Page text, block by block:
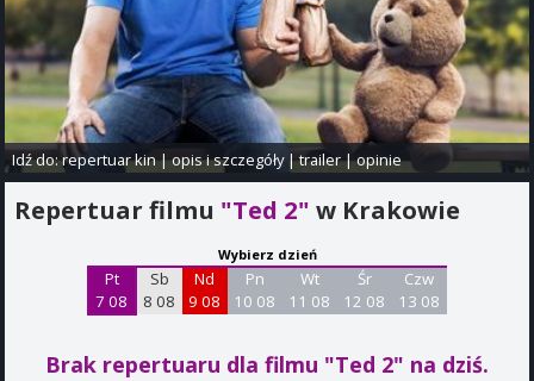
Idź do:repertuar kin|opis i szczegóły|trailer|opinie
Repertuar filmu "Ted 2" w Krakowie
Wybierz dzień
Pt
7 08
Sb
8 08
Nd
9 08
Pn
10 08
Wt
11 08
Śr
12 08
Czw
13 08
Brak repertuaru dla filmu "Ted 2" na dziś.